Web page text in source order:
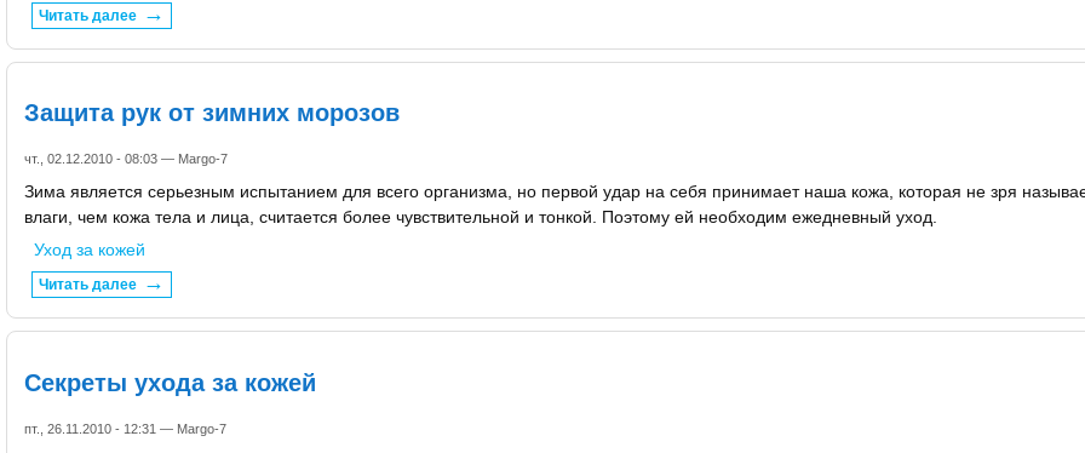
Читать далее
Защита рук от зимних морозов
чт., 02.12.2010 - 08:03 — Margo-7
Зима является серьезным испытанием для всего организма, но первой удар на себя принимает наша кожа, которая не зря
влаги, чем кожа тела и лица, считается более чувствительной и тонкой. Поэтому ей необходим ежедневный уход.
Уход за кожей
Читать далее
Секреты ухода за кожей
пт., 26.11.2010 - 12:31 — Margo-7